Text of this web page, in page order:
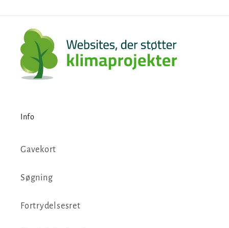
Info
Gavekort
Søgning
Fortrydelsesret